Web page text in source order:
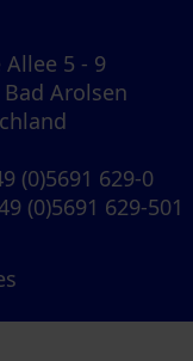
Allee 5 - 9
Bad Arolsen
(0)5691 629-0
(0)5691 629-501